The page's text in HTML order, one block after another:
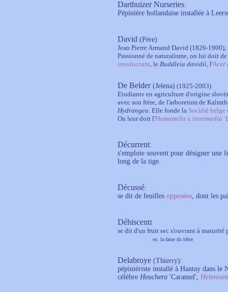
Darthuizer Nurseries:
Pépinière hollandaise installée à
David (Père)
Jean Pierre Armand David (1826-
Passionné de naturalisme, on lui doit
involucrata, le Buddleia davidii, l'Acer
De Belder (Jelena) (1925-2003)
Etudiante en agriculture d'origine
avec son frère, de l'arboretum de
Hydrangea. Elle fonde la Société
On leur doit l'Hamamelis x intermedia
Décurrent:
s'emploie souvent pour désigner une
long de la tige.
Décussé:
se dit de feuilles opposées, dont les
Déhiscent:
se dit d'un fruit sec s'ouvrant à maturité
ex: la faine du hêtre
Delabroye (Thierry):
pépiniériste installé à Hantay dans le
célèbre Heuchera 'Caramel', Helenium